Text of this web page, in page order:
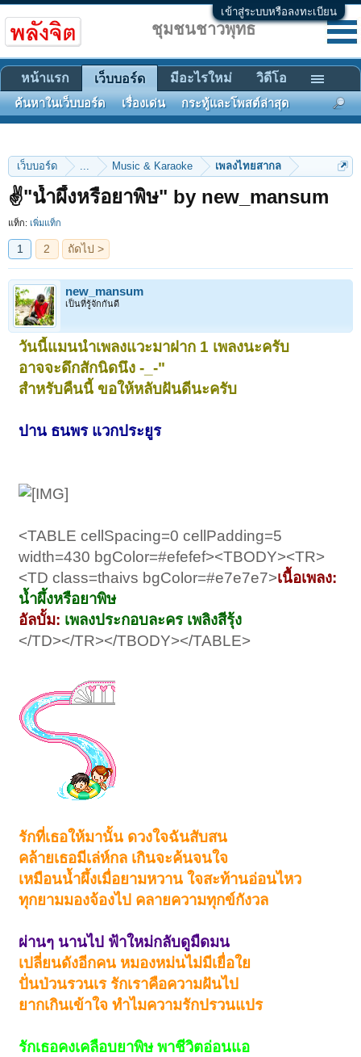
เข้าสู่ระบบหรือลงทะเบียน
เว็บบอร์ด ... Music & Karaoke เพลงไทยสากล
✌"น้ำผึ้งหรือยาพิษ" by new_mansum
แท็ก: เพิ่มแท็ก
1 2 ถัดไป >
new_mansum
เป็นที่รู้จักกันดี
วันนี้แมนนำเพลงแวะมาฝาก 1 เพลงนะครับ
อาจจะดึกสักนิดนึง -_-"
สำหรับคืนนี้ ขอให้หลับฝันดีนะครับ
ปาน ธนพร แวกประยูร
<TABLE cellSpacing=0 cellPadding=5
width=430 bgColor=#efefef><TBODY><TR>
<TD class=thaivs bgColor=#e7e7e7>เนื้อเพลง:
น้ำผึ้งหรือยาพิษ
อัลบั้ม: เพลงประกอบละคร เพลิงสีรุ้ง
</TD></TR></TBODY></TABLE>
รักที่เธอให้มานั้น ดวงใจฉันสับสน
คล้ายเธอมีเล่ห์กล เกินจะค้นจนใจ
เหมือนน้ำผึ้งเมื่อยามหวาน ใจสะท้านอ่อนไหว
ทุกยามมองจ้องไป คลายความทุกข์กังวล
ผ่านๆ นานไป ฟ้าใหม่กลับดูมืดมน
เปลี่ยนดังอีกคน หมองหม่นไม่มีเยื่อใย
ปั่นป่วนรวนเร รักเราคือความฝันไป
ยากเกินเข้าใจ ทำไมความรักปรวนแปร
รักเธอคงเคลือบยาพิษ พาชีวิตอ่อนแอ
ชุมชนชาวพุทธ
หน้าแรก เว็บบอร์ด
ค้นหาในเว็บบอร์ด เรื่องเด่น กระทู้และโพสต์ล่าสุด
มีอะไรใหม่ วิดีโอ